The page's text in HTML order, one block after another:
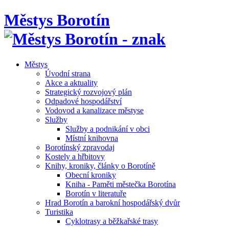
Městys Borotín
Městys
Úvodní strana
Akce a aktuality
Strategický rozvojový plán
Odpadové hospodářství
Vodovod a kanalizace městyse
Služby
Služby a podnikání v obci
Místní knihovna
Borotínský zpravodaj
Kostely a hřbitovy
Knihy, kroniky, články o Borotíně
Obecní kroniky
Kniha - Paměti městečka Borotína
Borotín v literatuře
Hrad Borotín a barokní hospodářský dvůr
Turistika
Cyklotrasy a běžkařské trasy